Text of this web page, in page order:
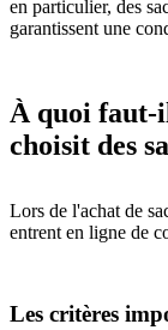
en particulier, des
garantissent une
À quoi faut-
choisit des
Lors de l'achat de
entrent en ligne de
Les critères